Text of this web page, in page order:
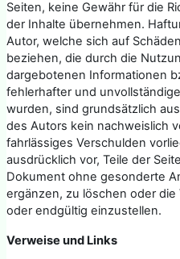
Seiten, keine Gewähr für die
der Inhalte übernehmen.
Autor, welche sich auf
beziehen, die durch die
dargebotenen Informationen
fehlerhafter und
wurden, sind grundsätzlich
des Autors kein nachweislich
fahrlässiges Verschulden
ausdrücklich vor, Teile der
Dokument ohne gesonderte
ergänzen, zu löschen oder
oder endgültig einzustellen.
Verweise und Links